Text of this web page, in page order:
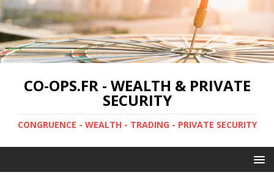
CO-OPS.FR - WEALTH & PRIVATE
SECURITY
CONGRUENCE - WEALTH - TRADING - PRIVATE SECURITY